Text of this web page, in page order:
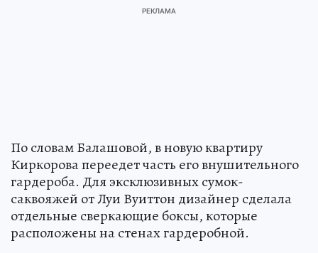
По словам Балашовой, в новую квартиру
Киркорова переедет часть его внушительного
гардероба. Для эксклюзивных сумок-
саквояжей от Луи Вуиттон дизайнер сделала
отдельные сверкающие боксы, которые
расположены на стенах гардеробной.